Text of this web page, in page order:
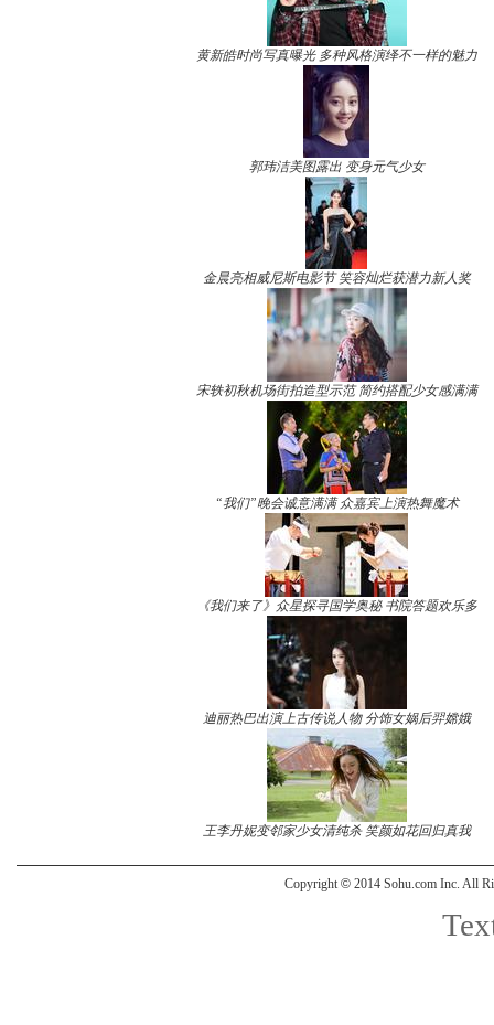
黄新皓时尚写真曝光 多种风格演绎不一样的魅力
郭玮洁美图露出 变身元气少女
金晨亮相威尼斯电影节 笑容灿烂获潜力新人奖
宋轶初秋机场街拍造型示范 简约搭配少女感满满
“我们”晚会诚意满满 众嘉宾上演热舞魔术
《我们来了》众星探寻国学奥秘 书院答题欢乐多
迪丽热巴出演上古传说人物 分饰女娲后羿嫦娥
王李丹妮变邻家少女清纯杀 笑颜如花回归真我
Copyright © 2014 Sohu.com Inc. All